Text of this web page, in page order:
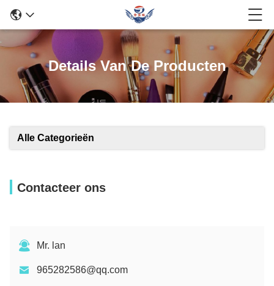
Details Van De Producten
Alle Categorieën
Contacteer ons
Mr. lan
965282586@qq.com